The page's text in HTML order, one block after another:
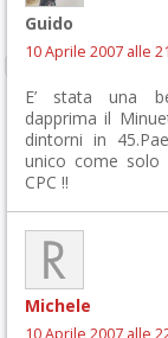
Guido
10 Aprile 2007 alle
E’ stata una
dapprima il
dintorni in
unico come solo
CPC !!
Michele
10 Aprile 2007 alle